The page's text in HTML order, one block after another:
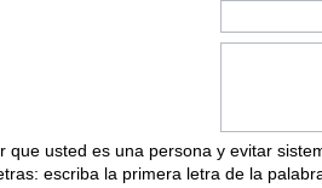
que usted es una persona y evitar
escriba la primera letra de la